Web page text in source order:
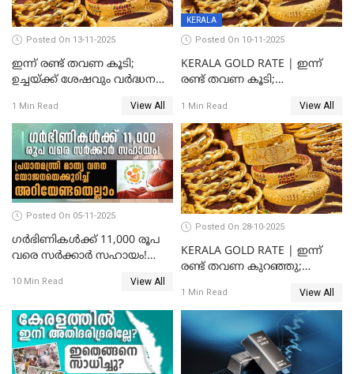
Posted On 13-11-2025
ഇന്ന് രണ്ട് തവണ കൂടി;
ഉച്ചയ്ക്ക് ശേഷവും വർദ്ധനവ്;
സ്വർണവിലയിൽ കുതിപ്പ്
1 Min Read View All
KERALA
Posted On 10-11-2025
KERALA GOLD RATE | ഇന്ന്
രണ്ട് തവണ കൂടി;
1 Min Read View All
Posted On 05-11-2025
ഗർഭിണികൾക്ക് 11,000 രൂപ
വരെ സർക്കാർ സഹായം!
യോജനയെക്കുറിച്ച്
10 Min Read View All
Posted On 28-10-2025
KERALA GOLD RATE | ഇന്ന്
രണ്ട് തവണ കുറഞ്ഞു;
1800 രൂപ
1 Min Read View All